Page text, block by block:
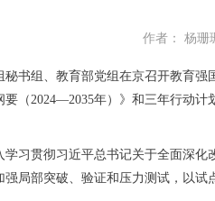
作者： 杨珊
秘书组、教育部党组在京召开教育
要（2024—2035年）》和三年行动
贯彻习近平总书记关于全面深化
强局部突破、验证和压力测试，以